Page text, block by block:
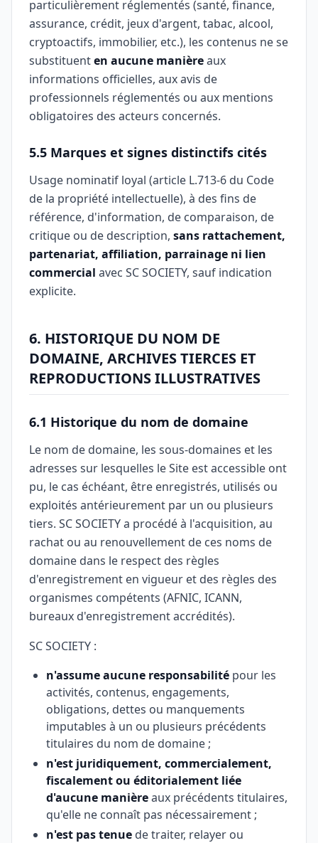
particulièrement réglementés (santé, finance,
assurance, crédit, jeux d'argent, tabac, alcool,
cryptoactifs, immobilier, etc.), les contenus ne se
substituenten aucune manièreaux
informations officielles, aux avis de
professionnels réglementés ou aux mentions
obligatoires des acteurs concernés.
5.5 Marques et signes distinctifs cités
Usage nominatif loyal (article L.713-6 du Code
de la propriété intellectuelle), à des fins de
référence, d'information, de comparaison, de
critique ou de description, sans rattachement,
partenariat, affiliation, parrainage ni lien
commercial avec SC SOCIETY, sauf indication
explicite.
6. HISTORIQUE DU NOM DE
DOMAINE, ARCHIVES TIERCES ET
REPRODUCTIONS ILLUSTRATIVES
6.1 Historique du nom de domaine
Le nom de domaine, les sous-domaines et les
adresses sur lesquelles le Site est accessible ont
pu, le cas échéant, être enregistrés, utilisés ou
exploités antérieurement par un ou plusieurs
tiers. SC SOCIETY a procédé à l'acquisition, au
rachat ou au renouvellement de ces noms de
domaine dans le respect des règles
d'enregistrement en vigueur et des règles des
organismes compétents (AFNIC, ICANN,
bureaux d'enregistrement accrédités).
SC SOCIETY :
n'assume aucune responsabilité pour les
activités, contenus, engagements,
obligations, dettes ou manquements
imputables à un ou plusieurs précédents
titulaires du nom de domaine ;
n'est juridiquement, commercialement,
fiscalement ou éditorialement liée
d'aucune manièreaux précédents titulaires,
qu'elle ne connaît pas nécessairement ;
n'est pas tenue de traiter, relayer ou